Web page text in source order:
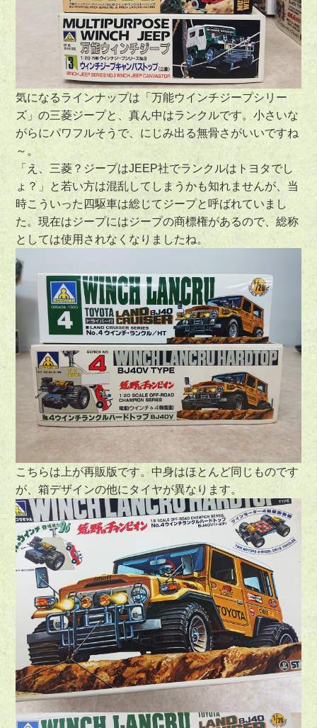
気になるラインナップは「万能ウインチジープシリー
ズ」の三菱ジープと、真ん中はランクルです。小さいな
がらにパワフルそうで、にじみ出る無骨さがいいですね
～。
「え、三菱？ジープはJEEP社でランクルはトヨタでし
ょ？」と若い方は混乱してしまうかも知れませんが、当
時こういった四駆車は総じてジープと呼ばれていまし
た。現在はジープにはジープの商標権があるので、総称
としては使用されなくなりましたね。
こちらは上が再販版です。中身はほとんど同じものです
が、箱デザインの他にタイヤが異なります。